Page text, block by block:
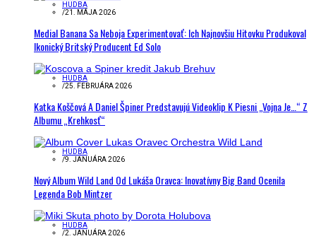
HUDBA
/21. MÁJA 2026
Medial Banana Sa Neboja Experimentovať: Ich Najnovšiu Hitovku Produkoval
Ikonický Britský Producent Ed Solo
HUDBA
/25. FEBRUÁRA 2026
Katka Koščová A Daniel Špiner Predstavujú Videoklip K Piesni „Vojna Je…“ Z
Albumu „Krehkosť“
HUDBA
/9. JANUÁRA 2026
Nový Album Wild Land Od Lukáša Oravca: Inovatívny Big Band Ocenila
Legenda Bob Mintzer
HUDBA
/2. JANUÁRA 2026